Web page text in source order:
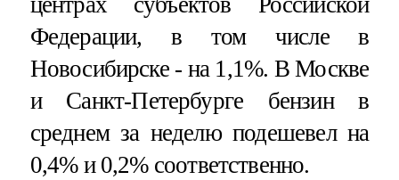
Федерации, в том числе в
Новосибирске - на 1,1%. В Москве
и Санкт-Петербурге бензин в
среднем за неделю подешевел на
0,4% и 0,2% соответственно.